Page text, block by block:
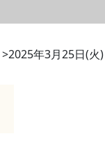
2025年3月25日(